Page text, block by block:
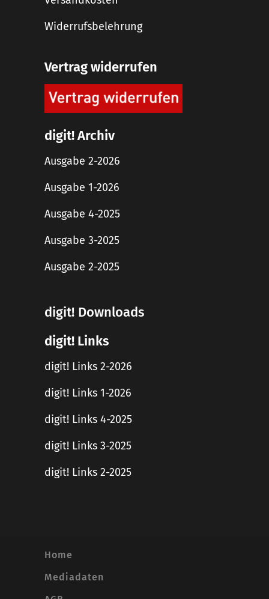
Widerrufsbelehrung
Vertrag widerrufen
digit! Archiv
Ausgabe 2-2026
Ausgabe 1-2026
Ausgabe 4-2025
Ausgabe 3-2025
Ausgabe 2-2025
digit! Downloads
digit! Links
digit! Links 2-2026
digit! Links 1-2026
digit! Links 4-2025
digit! Links 3-2025
digit! Links 2-2025
Home
Mediadaten